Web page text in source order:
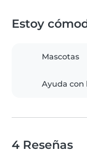
Estoy
Mascotas
Ayuda con
4 Reseñas